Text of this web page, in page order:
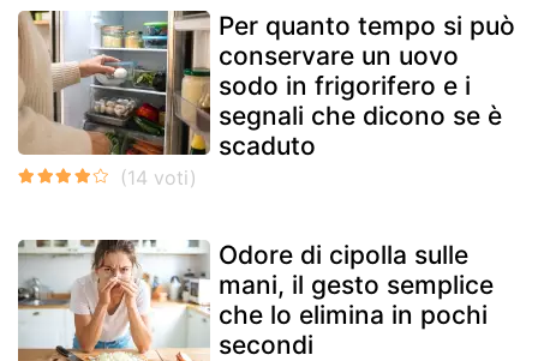
Per quanto tempo si può
conservare un uovo
sodo in frigorifero e i
segnali che dicono se è
scaduto
Odore di cipolla sulle
mani, il gesto semplice
che lo elimina in pochi
secondi